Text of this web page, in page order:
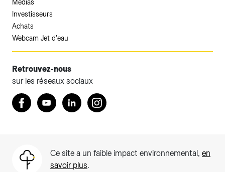
Médias
Investisseurs
Achats
Webcam Jet d'eau
Retrouvez-nous
sur les réseaux sociaux
Retrouvez nous sur Facebook
YoutubeLinkedInInstagram
Ce site a un faible impact environnemental, en
savoir plus.
Accéder à votre espace client SIG.
Votre espace client SIG n'est pas optimisé pour une
Particuliers)